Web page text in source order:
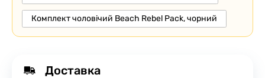
Комплект чоловічий Beach Rebel Pack, чорний
Доставка